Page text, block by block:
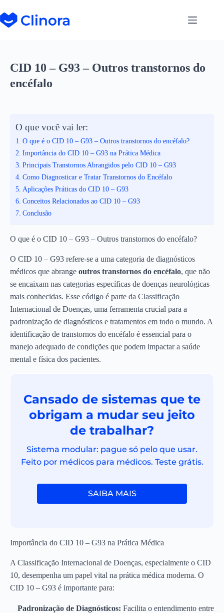
CID 10 – G93 – Outros transtornos do
encéfalo
O que você vai ler:
O que é o CID 10 – G93 – Outros transtornos do encéfalo?
Importância do CID 10 – G93 na Prática Médica
Principais Transtornos Abrangidos pelo CID 10 – G93
Como Diagnosticar e Tratar Transtornos do Encéfalo
Aplicações Práticas do CID 10 – G93
Conceitos Relacionados ao CID 10 – G93
Conclusão
O que é o CID 10 – G93 – Outros transtornos do encéfalo?
O CID 10 – G93 refere-se a uma categoria de diagnósticos
médicos que abrange outros transtornos do encéfalo, que não
se encaixam nas categorias específicas de doenças neurológicas
mais conhecidas. Esse código é parte da Classificação
Internacional de Doenças, uma ferramenta crucial para a
padronização de diagnósticos e tratamentos em todo o mundo. A
identificação de transtornos do encéfalo é essencial para o
manejo adequado de condições que podem impactar a saúde
mental e física dos pacientes.
Cansado de sistemas que te
obrigam a mudar seu jeito
de trabalhar?
Sistema modular: pague só pelo que usar.
Feito por médicos para médicos. Teste grátis.
SAIBA MAIS
Importância do CID 10 – G93 na Prática Médica
A Classificação Internacional de Doenças, especialmente o CID
10, desempenha um papel vital na prática médica moderna. O
CID 10 – G93 é importante para:
Padronização de Diagnósticos: Facilita o entendimento entre